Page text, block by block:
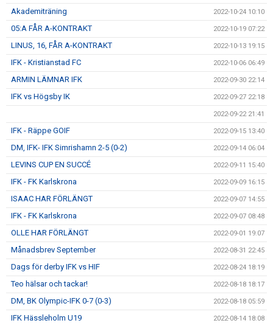
Akademiträning 2022-10-24 10:10
05:A FÅR A-KONTRAKT 2022-10-19 07:22
LINUS, 16, FÅR A-KONTRAKT 2022-10-13 19:15
IFK - Kristianstad FC 2022-10-06 06:49
ARMIN LÄMNAR IFK 2022-09-30 22:14
IFK vs Högsby IK 2022-09-27 22:18
2022-09-22 21:41
IFK - Räppe GOIF 2022-09-15 13:40
DM, IFK- IFK Simrishamn 2-5 (0-2) 2022-09-14 06:04
LEVINS CUP EN SUCCÉ 2022-09-11 15:40
IFK - FK Karlskrona 2022-09-09 16:15
ISAAC HAR FÖRLÄNGT 2022-09-07 14:55
IFK - FK Karlskrona 2022-09-07 08:48
OLLE HAR FÖRLÄNGT 2022-09-01 19:07
Månadsbrev September 2022-08-31 22:45
Dags för derby IFK vs HIF 2022-08-24 18:19
Teo hälsar och tackar! 2022-08-18 18:17
DM, BK Olympic-IFK 0-7 (0-3) 2022-08-18 05:59
IFK Hässleholm U19 2022-08-14 18:08